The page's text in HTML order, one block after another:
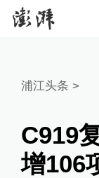
浦江头条 >
C919
增106